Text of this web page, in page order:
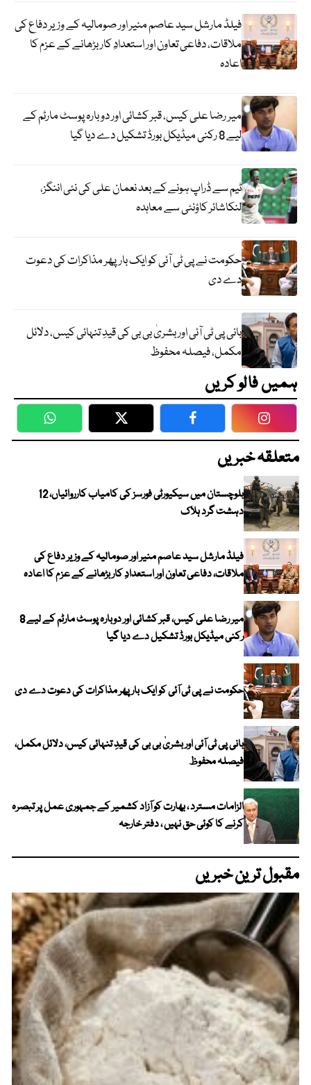
فیلڈ مارشل سید عاصم منیر اور صومالیہ کے وزیر دفاع کی
ملاقات، دفاعی تعاون اور استعدادِ کار بڑھانے کے عزم کا
اعادہ
میر رضا علی کیس، قبر کشائی اور دوبارہ پوسٹ مارٹم کے
لیے 8 رکنی میڈیکل بورڈ تشکیل دے دیا گیا
ٹیم سے ڈراپ ہونے کے بعد نعمان علی کی نئی اننگز،
لنکاشائر کاؤنٹی سے معاہدہ
حکومت نے پی ٹی آئی کو ایک بارپھر مذاکرات کی دعوت
دے دی
بانی پی ٹی آئی اور بشریٰ بی بی کی قیدِ تنہائی کیس، دلائل
مکمل، فیصلہ محفوظ
ہمیں فالو کریں
WhatsApp Twitter Facebook
متعلقہ خبریں
بلوچستان میں سیکیورٹی فورسز کی کامیاب کارروائیاں، 12
دہشت گرد ہلاک
فیلڈ مارشل سید عاصم منیر اور صومالیہ کے وزیر دفاع کی
ملاقات، دفاعی تعاون اور استعدادِ کار بڑھانے کے عزم کا اعادہ
میر رضا علی کیس، قبر کشائی اور دوبارہ پوسٹ مارٹم کے لیے 8
رکنی میڈیکل بورڈ تشکیل دے دیا گیا
حکومت نے پی ٹی آئی کو ایک بارپھر مذاکرات کی دعوت دے دی
بانی پی ٹی آئی اور بشریٰ بی بی کی قیدِ تنہائی کیس، دلائل مکمل،
فیصلہ محفوظ
الزامات مسترد ، بھارت کو آزاد کشمیر کے جمہوری عمل پر تبصرہ
کرنے کا کوئی حق نہیں ، دفتر خارجہ
مقبول ترین خبریں